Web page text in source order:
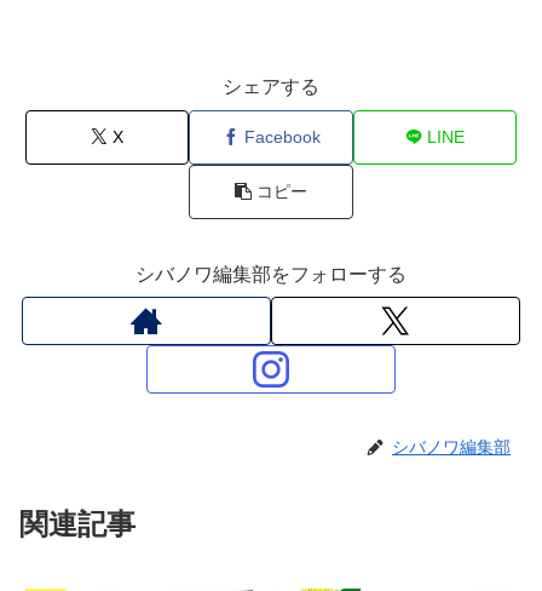
シェアする
X Facebook LINE
コピー
シバノワ編集部をフォローする
シバノワ編集部
関連記事